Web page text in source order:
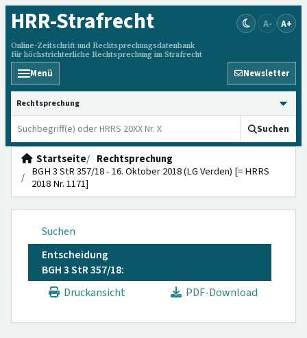
HRR-Strafrecht
Online-Zeitschrift und Rechtsprechungsdatenbank
für höchstrichterliche Rechtsprechung im Strafrecht
A- A+
Menü Newsletter
HRRS durchsuchen
Suchen
Startseite
Rechtsprechung
BGH 3 StR 357/18 - 16. Oktober 2018 (LG Verden) [= HRRS
2018 Nr. 1171]
Suchen
Entscheidung
BGH 3 StR 357/18:
Druckansicht
PDF-Download